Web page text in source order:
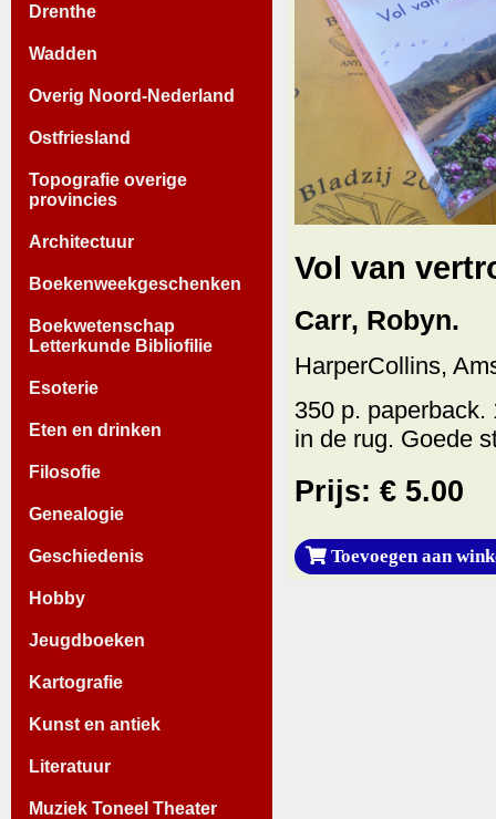
Drenthe
Wadden
Overig Noord-Nederland
Ostfriesland
Topografie overige
provincies
Architectuur
Boekenweekgeschenken
Boekwetenschap
Letterkunde Bibliofilie
Esoterie
Eten en drinken
Filosofie
Genealogie
Geschiedenis
Hobby
Jeugdboeken
Kartografie
Kunst en antiek
Literatuur
Muziek Toneel Theater
Vol van
Carr, Robyn.
HarperCollins,
350 p.
in de rug. Goede
Prijs: € 5.00
Toevoegen aan